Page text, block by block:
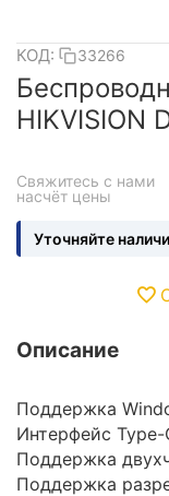
КОД: 33266
HIKVISION
Свяжитесь с нами
насчёт цены
Уточняйте
Описание
Поддержка
Интерфейс
Поддержка
Поддержка